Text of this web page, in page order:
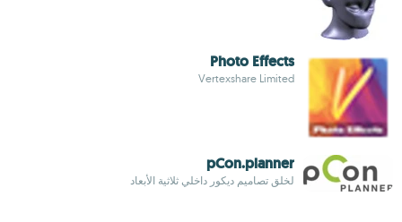
Photo Effects
Vertexshare Limited
pCon.planner
لخلق تصاميم ديكور داخلي ثلاثية الأبعاد